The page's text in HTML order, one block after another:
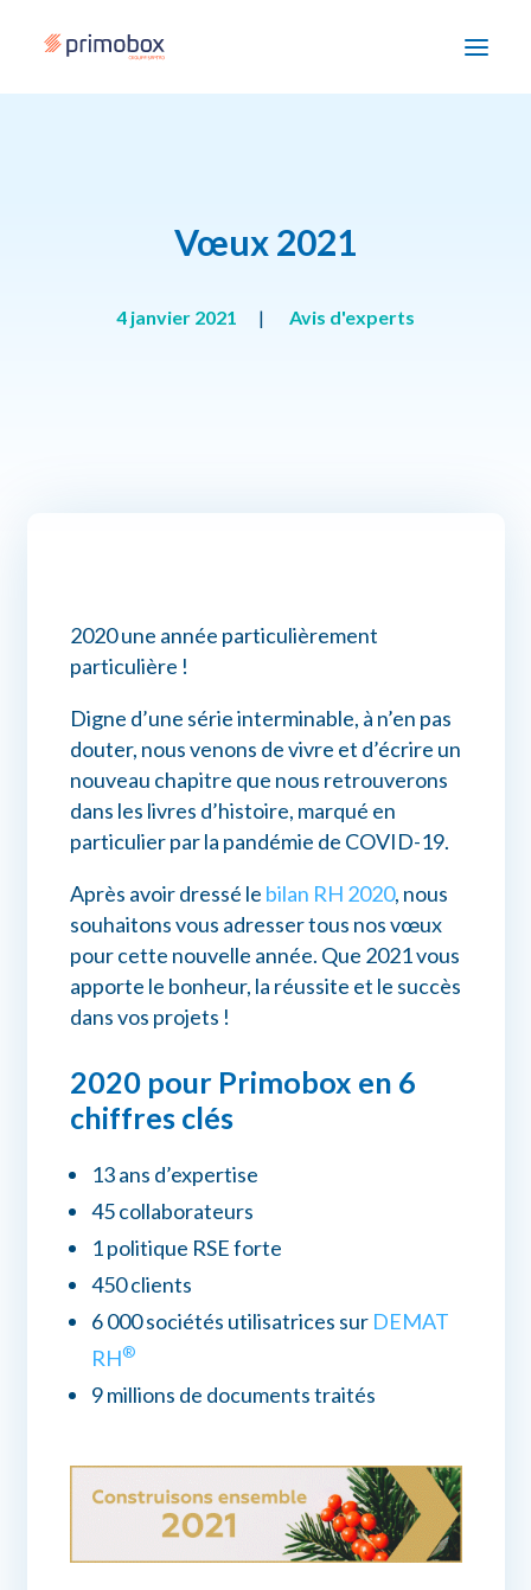
Enjeux
Devenir partenaire
Assistance myPrimobox
Vœux 2021
4 janvier 2021 | Avis d'experts
2020 une année particulièrement
particulière !
Digne d’une série interminable, à n’en pas
douter, nous venons de vivre et d’écrire un
nouveau chapitre que nous retrouverons
dans les livres d’histoire, marqué en
particulier par la pandémie de COVID-19.
Après avoir dressé le bilan RH 2020, nous
souhaitons vous adresser tous nos vœux
pour cette nouvelle année. Que 2021 vous
apporte le bonheur, la réussite et le succès
dans vos projets !
2020 pour Primobox en 6
chiffres clés
13 ans d’expertise
45 collaborateurs
1 politique RSE forte
450 clients
6 000 sociétés utilisatrices sur DEMAT
RH®
9 millions de documents traités